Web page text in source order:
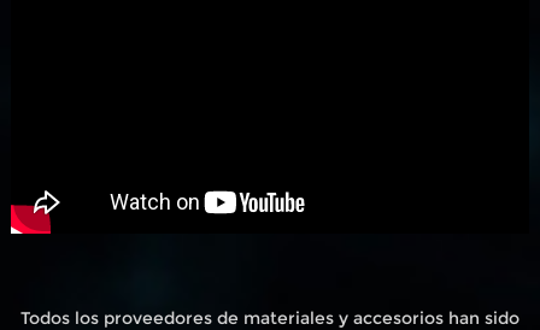
Todos los proveedores de materiales y accesorios han sido